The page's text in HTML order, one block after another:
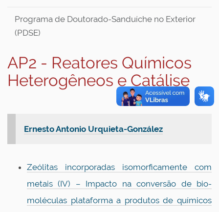
Programa de Doutorado-Sanduíche no Exterior
(PDSE)
AP2 - Reatores Químicos
Heterogêneos e Catálise
Ernesto Antonio Urquieta-González
Zeólitas incorporadas isomorficamente com
metais (IV) – Impacto na conversão de bio-
moléculas plataforma a produtos de químicos